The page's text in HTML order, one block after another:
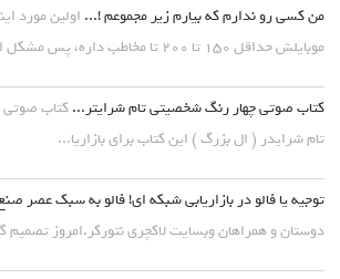
من کسی رو ندارم که بیارم زیر مجموعم !... اولین مورد
موبایلش حداقل ۱۵۰ تا ۲۰۰ تا مخاطب داره، پس مشکل اصلی...
کتاب صوتی چهار رنگ شخصیتی تام شرایتر... کتاب صوتی
تام شرایدر ( ال بزرگ ) این کتاب برای بازاریا...
توجیه یا فالو در بازاریابی شبکه ای! فالو به سبک عصر
دوستان و همراهان وبسایت لاکچری نتورکر.امروز تصمیم